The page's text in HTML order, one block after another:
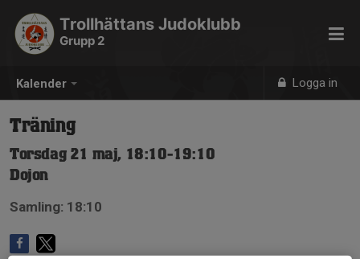
Kalender Logga in
Trollhättans Judoklubb
Grupp 2
Träning
Torsdag 21 maj, 18:10-19:10
Dojon
Samling: 18:10